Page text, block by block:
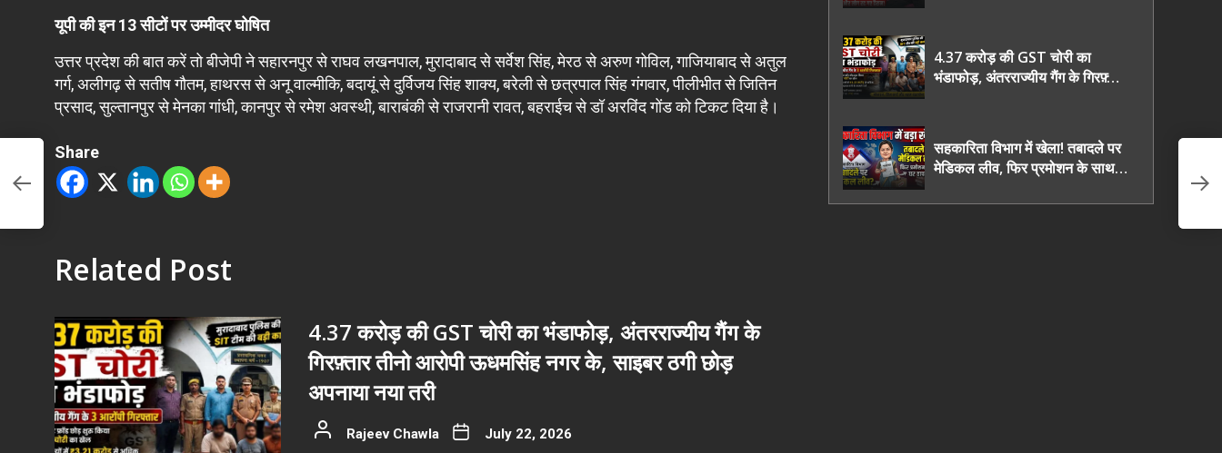
यूपी की इन 13 सीटों पर उम्मीदर घोषित
उत्तर प्रदेश की बात करें तो बीजेपी ने सहारनपुर से राघव लखनपाल, मुरादाबाद से सर्वेश सिंह, मेरठ से अरुण गोविल, गाजियाबाद से अतुल
गर्ग, अलीगढ़ से सतीष गौतम, हाथरस से अनू वाल्मीकि, बदायूं से दुर्विजय सिंह शाक्य, बरेली से छत्रपाल सिंह गंगवार, पीलीभीत से जितिन
प्रसाद, सुल्तानपुर से मेनका गांधी, कानपुर से रमेश अवस्थी, बाराबंकी से राजरानी रावत, बहराईच से डॉ अरविंद गोंड को टिकट दिया है।
Share
Related Post
4.37 करोड़ की GST चोरी का भंडाफोड़, अंतरराज्यीय गैंग के
गिरफ़्तार तीनो आरोपी ऊधमसिंह नगर के, साइबर ठगी छोड़
अपनाया नया तरी
Rajeev Chawla July 22, 2026
4.37 करोड़ की GST चोरी का
भंडाफोड़, अंतरराज्यीय गैंग के गिरफ़्तार
सहकारिता विभाग में खेला! तबादले पर
मेडिकल लीव, फिर प्रमोशन के साथ